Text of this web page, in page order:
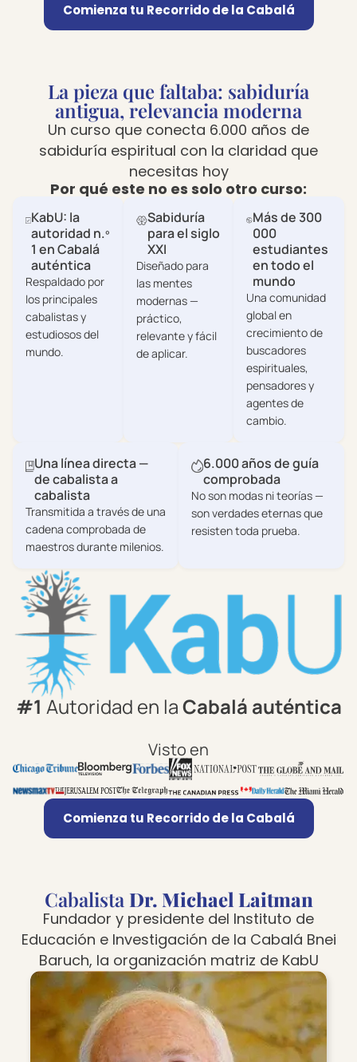
Comienza tu Recorrido de la Cabalá
La pieza que faltaba: sabiduría
antigua, relevancia moderna
Un curso que conecta 6.000 años de
sabiduría espiritual con la claridad que
necesitas hoy
Por qué este no es solo otro curso:
KabU: la
autoridad n.º
1 en Cabalá
auténtica
Respaldado por
los principales
cabalistas y
estudiosos del
mundo.
Sabiduría
para el siglo
XXI
Diseñado para
las mentes
modernas —
práctico,
relevante y fácil
de aplicar.
Más de 300
000
estudiantes
en todo el
mundo
Una comunidad
global en
crecimiento de
buscadores
espirituales,
pensadores y
agentes de
cambio.
Una línea directa —
de cabalista a
cabalista
Transmitida a través de una
cadena comprobada de
maestros durante milenios.
6.000 años de guía
comprobada
No son modas ni teorías —
son verdades eternas que
resisten toda prueba.
#1 Autoridad en laCabalá auténtica
Visto en
Comienza tu Recorrido de la Cabalá
Cabalista Dr. Michael Laitman
Fundador y presidente del Instituto de
Educación e Investigación de la Cabalá Bnei
Baruch, la organización matriz de KabU